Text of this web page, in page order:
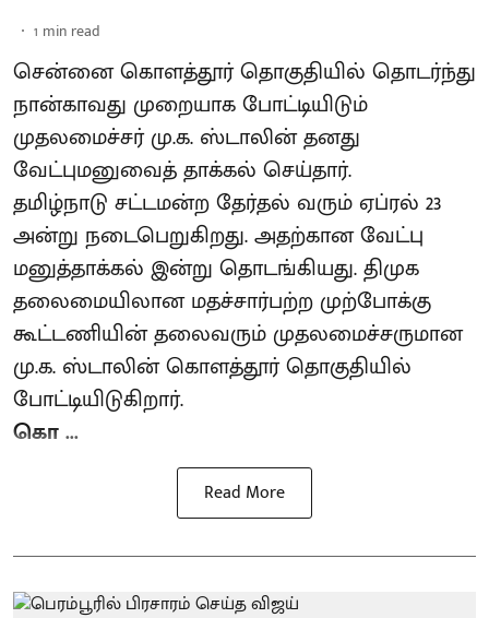
1 min read
சென்னை கொளத்தூர் தொகுதியில் தொடர்ந்து
நான்காவது முறையாக போட்டியிடும்
முதலமைச்சர் மு.க. ஸ்டாலின் தனது
வேட்புமனுவைத் தாக்கல் செய்தார்.
தமிழ்நாடு சட்டமன்ற தேர்தல் வரும் ஏப்ரல் 23
அன்று நடைபெறுகிறது. அதற்கான வேட்பு
மனுத்தாக்கல் இன்று தொடங்கியது. திமுக
தலைமையிலான மதச்சார்பற்ற முற்போக்கு
கூட்டணியின் தலைவரும் முதலமைச்சருமான
மு.க. ஸ்டாலின் கொளத்தூர் தொகுதியில்
போட்டியிடுகிறார்.
கொ ...
Read More